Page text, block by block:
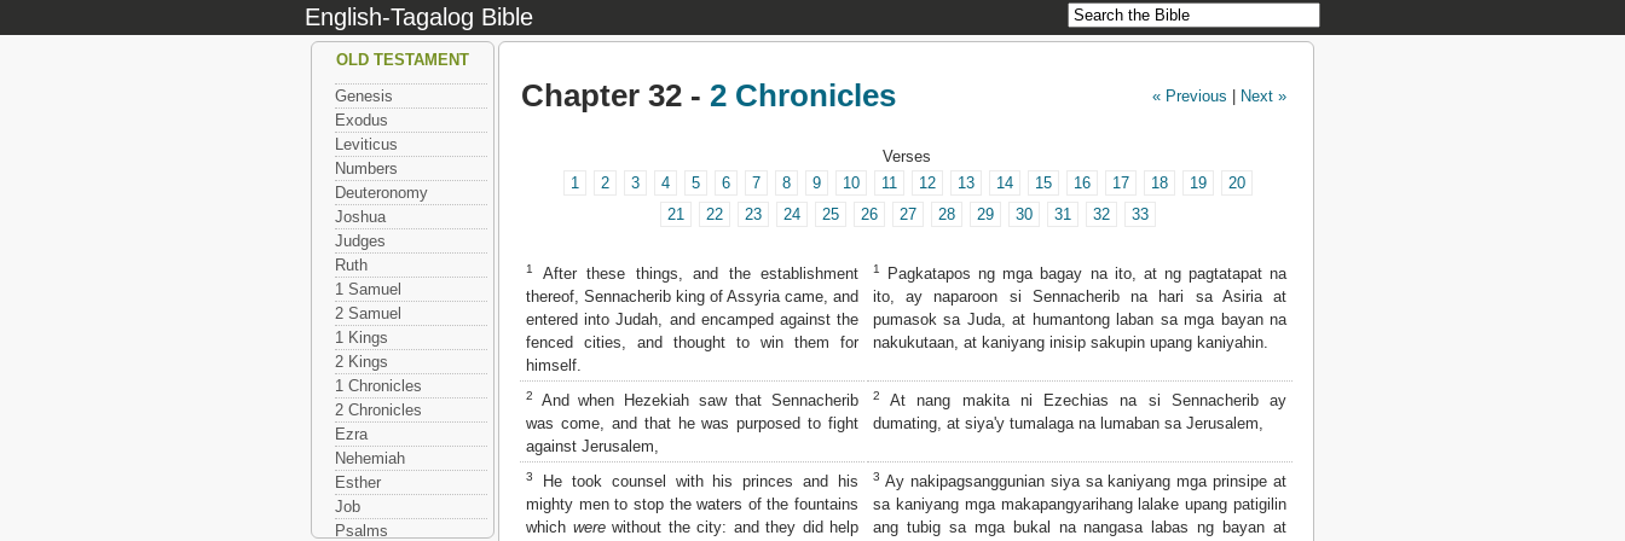
English-Tagalog Bible
Chapter 32 - 2 Chronicles « Previous Next »
Verses
1
2 3 4 5 6 7 8 9 10 11 12 13 14 15 16 17 18 19
20
21
22 23 24 25 26 27 28 29 30 31 32 33
1
After these things, and the establishment
thereof, Sennacherib king of Assyria came, and
entered into Judah, and encamped against the
fenced cities, and thought to win them for
himself.
1
Pagkatapos ng mga bagay na ito, at ng pagtatapat na
ito, ay naparoon si Sennacherib na hari sa Asiria at
pumasok sa Juda, at humantong laban sa mga bayan na
nakukutaan, at kaniyang inisip sakupin upang kaniyahin.
2
And when Hezekiah saw that Sennacherib
was come, and that he was purposed to fight
against Jerusalem,
2
At nang makita ni Ezechias na si Sennacherib ay
dumating, at siya'y tumalaga na lumaban sa Jerusalem,
3
He took counsel with his princes and his
mighty men to stop the waters of the fountains
which werewithout the city: and they did help
3 Ay nakipagsanggunian siya sa kaniyang mga prinsipe at
sa kaniyang mga makapangyarihang lalake upang patigilin
ang tubig sa mga bukal na nangasa labas ng bayan at
OLD TESTAMENT
Genesis
Exodus
Leviticus
Numbers
Deuteronomy
Joshua
Judges
Ruth
1 Samuel
2 Samuel
1 Kings
2 Kings
1 Chronicles
2 Chronicles
Ezra
Nehemiah
Esther
Job
Psalms